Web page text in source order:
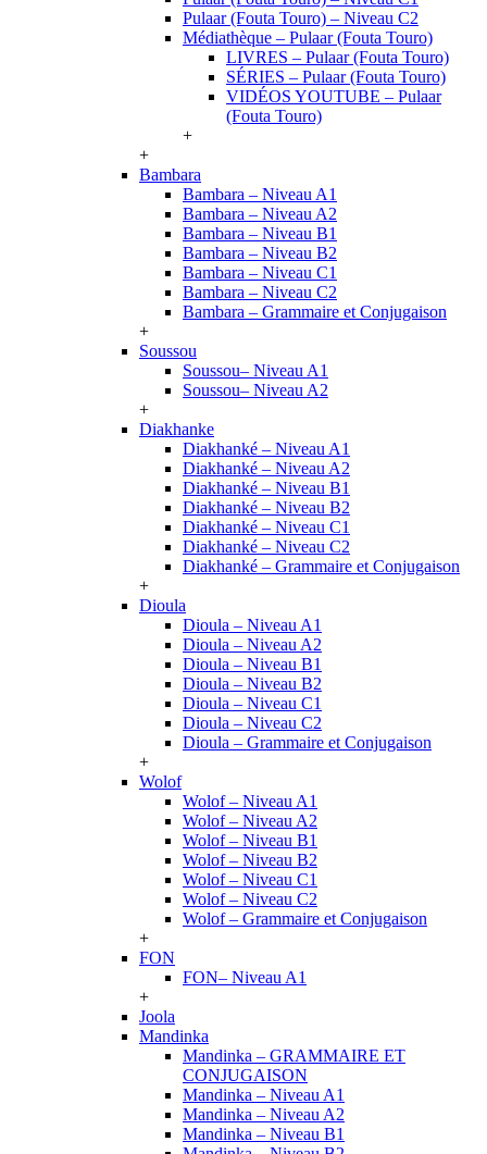
Pulaar (Fouta Touro) – Niveau C2
Médiathèque – Pulaar (Fouta Touro)
LIVRES – Pulaar (Fouta Touro)
SÉRIES – Pulaar (Fouta Touro)
VIDÉOS YOUTUBE – Pulaar
(Fouta Touro)
+
+
Bambara
Bambara – Niveau A1
Bambara – Niveau A2
Bambara – Niveau B1
Bambara – Niveau B2
Bambara – Niveau C1
Bambara – Niveau C2
Bambara – Grammaire et Conjugaison
+
Soussou
Soussou– Niveau A1
Soussou– Niveau A2
+
Diakhanke
Diakhanké – Niveau A1
Diakhanké – Niveau A2
Diakhanké – Niveau B1
Diakhanké – Niveau B2
Diakhanké – Niveau C1
Diakhanké – Niveau C2
Diakhanké – Grammaire et Conjugaison
+
Dioula
Dioula – Niveau A1
Dioula – Niveau A2
Dioula – Niveau B1
Dioula – Niveau B2
Dioula – Niveau C1
Dioula – Niveau C2
Dioula – Grammaire et Conjugaison
+
Wolof
Wolof – Niveau A1
Wolof – Niveau A2
Wolof – Niveau B1
Wolof – Niveau B2
Wolof – Niveau C1
Wolof – Niveau C2
Wolof – Grammaire et Conjugaison
+
FON
FON– Niveau A1
+
Joola
Mandinka
Mandinka – GRAMMAIRE ET
CONJUGAISON
Mandinka – Niveau A1
Mandinka – Niveau A2
Mandinka – Niveau B1